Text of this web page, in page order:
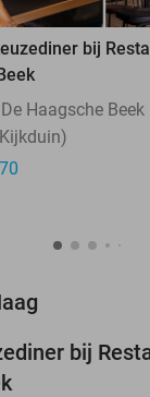
bij
Haagsche Beek
bij